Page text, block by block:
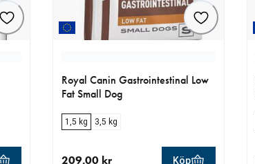
Royal Canin Gastrointestinal Low
Fat Small Dog
1,5 kg 3,5 kg
209.00 kr Köp